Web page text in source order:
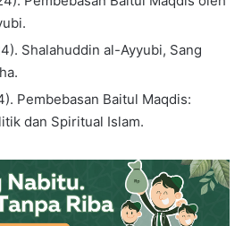
Shalahuddin al-Ayyubi, Sang
Pembebasan Baitul Maqdis:
dan Spiritual Islam.